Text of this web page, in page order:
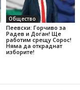
Общество
Пеевски: Горчиво за
Радев и Доган! Ще
работим срещу Сорос!
Няма да откраднат
изборите!